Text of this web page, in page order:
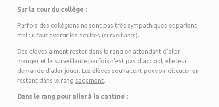
Sur la cour du collège :
Parfois des collégiens ne sont pas très sympathiques et parlent
mal : il faut avertir les adultes (surveillants).
Des élèves aiment rester dans le rang en attendant d’aller
manger et la surveillante parfois n’est pas d’accord, elle leur
demande d’aller jouer. Les élèves souhaitent pouvoir discuter en
restant dans le rang sagement.
Dans le rang pour aller à la cantine :